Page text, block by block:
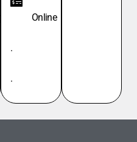
Online
.
.